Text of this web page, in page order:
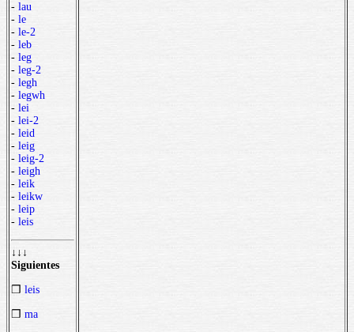
- lau
- le
- le-2
- leb
- leg
- leg-2
- legh
- legwh
- lei
- lei-2
- leid
- leig
- leig-2
- leigh
- leik
- leikw
- leip
- leis
↓↓↓
Siguientes
❒ leis
❒ ma